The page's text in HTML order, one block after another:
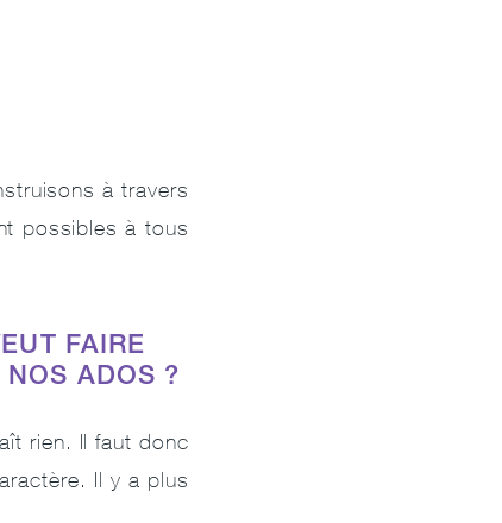
à travers
possibles à tous
FAIRE
ADOS ?
rien. Il faut donc
Il y a plus